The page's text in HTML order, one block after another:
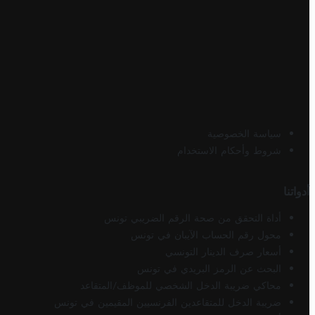
سياسة الخصوصية
شروط وأحكام الاستخدام
أدواتنا
أداة التحقق من صحة الرقم الضريبي تونس
محول رقم الحساب الآيبان في تونس
أسعار صرف الدينار التونسي
البحث عن الرمز البريدي في تونس
محاكي ضريبة الدخل الشخصي للموظف/المتقاعد
ضريبة الدخل للمتقاعدين الفرنسيين المقيمين في تونس